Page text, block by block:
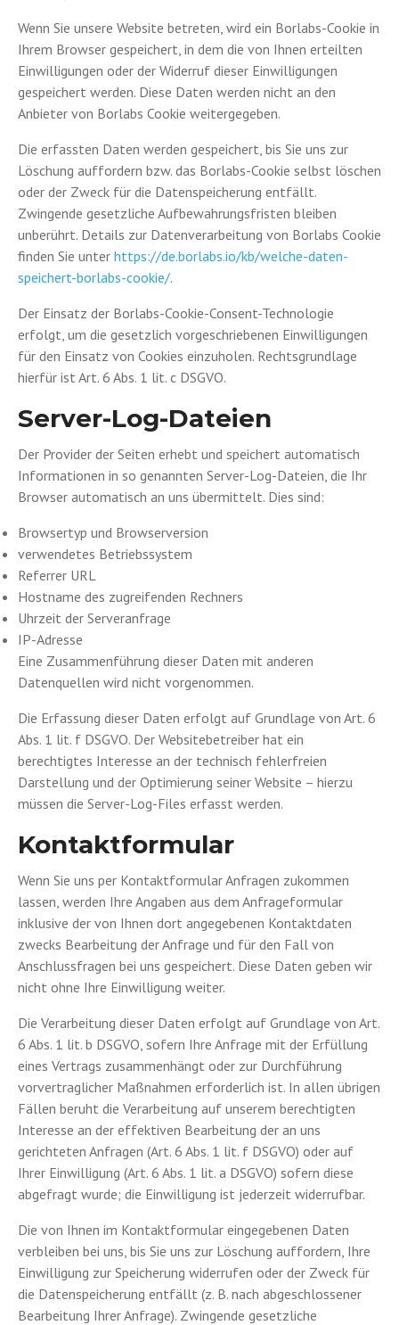
Wenn Sie unsere Website betreten, wird ein Borlabs-Cookie in
Ihrem Browser gespeichert, in dem die von Ihnen erteilten
Einwilligungen oder der Widerruf dieser Einwilligungen
gespeichert werden. Diese Daten werden nicht an den
Anbieter von Borlabs Cookie weitergegeben.
Die erfassten Daten werden gespeichert, bis Sie uns zur
Löschung auffordern bzw. das Borlabs-Cookie selbst löschen
oder der Zweck für die Datenspeicherung entfällt.
Zwingende gesetzliche Aufbewahrungsfristen bleiben
unberührt. Details zur Datenverarbeitung von Borlabs Cookie
finden Sie unter https://de.borlabs.io/kb/welche-daten-
speichert-borlabs-cookie/.
Der Einsatz der Borlabs-Cookie-Consent-Technologie
erfolgt, um die gesetzlich vorgeschriebenen Einwilligungen
für den Einsatz von Cookies einzuholen. Rechtsgrundlage
hierfür ist Art. 6 Abs. 1 lit. c DSGVO.
Server-Log-Dateien
Der Provider der Seiten erhebt und speichert automatisch
Informationen in so genannten Server-Log-Dateien, die Ihr
Browser automatisch an uns übermittelt. Dies sind:
Browsertyp und Browserversion
verwendetes Betriebssystem
Referrer URL
Hostname des zugreifenden Rechners
Uhrzeit der Serveranfrage
IP-Adresse
Eine Zusammenführung dieser Daten mit anderen
Datenquellen wird nicht vorgenommen.
Die Erfassung dieser Daten erfolgt auf Grundlage von Art. 6
Abs. 1 lit. f DSGVO. Der Websitebetreiber hat ein
berechtigtes Interesse an der technisch fehlerfreien
Darstellung und der Optimierung seiner Website – hierzu
müssen die Server-Log-Files erfasst werden.
Kontaktformular
Wenn Sie uns per Kontaktformular Anfragen zukommen
lassen, werden Ihre Angaben aus dem Anfrageformular
inklusive der von Ihnen dort angegebenen Kontaktdaten
zwecks Bearbeitung der Anfrage und für den Fall von
Anschlussfragen bei uns gespeichert. Diese Daten geben wir
nicht ohne Ihre Einwilligung weiter.
Die Verarbeitung dieser Daten erfolgt auf Grundlage von Art.
6 Abs. 1 lit. b DSGVO, sofern Ihre Anfrage mit der Erfüllung
eines Vertrags zusammenhängt oder zur Durchführung
vorvertraglicher Maßnahmen erforderlich ist. In allen übrigen
Fällen beruht die Verarbeitung auf unserem berechtigten
Interesse an der effektiven Bearbeitung der an uns
gerichteten Anfragen (Art. 6 Abs. 1 lit. f DSGVO) oder auf
Ihrer Einwilligung (Art. 6 Abs. 1 lit. a DSGVO) sofern diese
abgefragt wurde; die Einwilligung ist jederzeit widerrufbar.
Die von Ihnen im Kontaktformular eingegebenen Daten
verbleiben bei uns, bis Sie uns zur Löschung auffordern, Ihre
Einwilligung zur Speicherung widerrufen oder der Zweck für
die Datenspeicherung entfällt (z. B. nach abgeschlossener
Bearbeitung Ihrer Anfrage). Zwingende gesetzliche